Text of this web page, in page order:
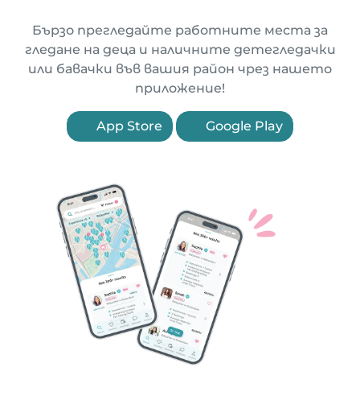
Бързо прегледайте работните места за
гледане на деца и наличните детегледачки
или бавачки във вашия район чрез нашето
приложение!
App Store Google Play